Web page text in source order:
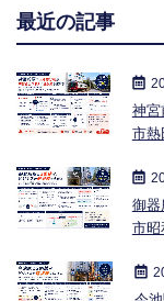
最近の記事
神宮
市熱
御器
市昭